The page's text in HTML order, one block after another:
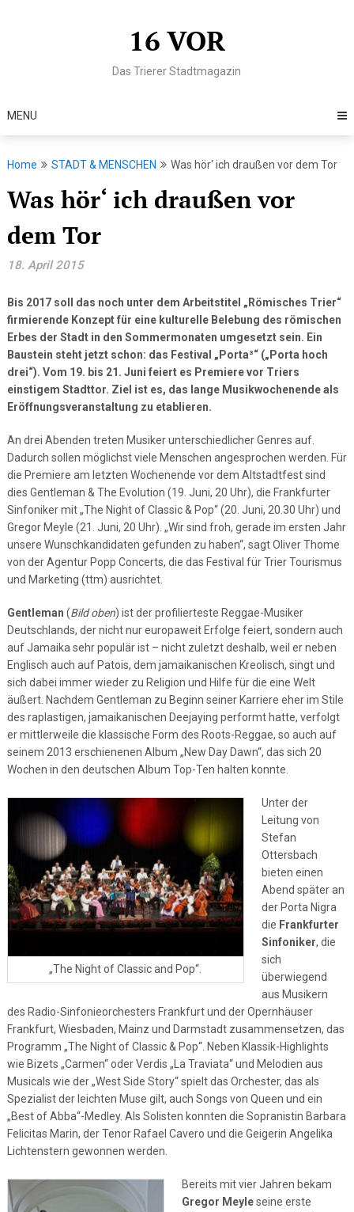
16 VOR
Das Trierer Stadtmagazin
MENU
Home STADT & MENSCHEN Was hör‘ ich draußen vor dem Tor
Was hör‘ ich draußen vor
dem Tor
18. April 2015
Bis 2017 soll das noch unter dem Arbeitstitel „Römisches Trier“
firmierende Konzept für eine kulturelle Belebung des römischen
Erbes der Stadt in den Sommermonaten umgesetzt sein. Ein
Baustein steht jetzt schon: das Festival „Porta³“ („Porta hoch
drei“). Vom 19. bis 21. Juni feiert es Premiere vor Triers
einstigem Stadttor. Ziel ist es, das lange Musikwochenende als
Eröffnungsveranstaltung zu etablieren.
An drei Abenden treten Musiker unterschiedlicher Genres auf.
Dadurch sollen möglichst viele Menschen angesprochen werden. Für
die Premiere am letzten Wochenende vor dem Altstadtfest sind
dies Gentleman & The Evolution (19. Juni, 20 Uhr), die Frankfurter
Sinfoniker mit „The Night of Classic & Pop“ (20. Juni, 20.30 Uhr) und
Gregor Meyle (21. Juni, 20 Uhr). „Wir sind froh, gerade im ersten Jahr
unsere Wunschkandidaten gefunden zu haben“, sagt Oliver Thome
von der Agentur Popp Concerts, die das Festival für Trier Tourismus
und Marketing (ttm) ausrichtet.
Gentleman (Bild oben) ist der profilierteste Reggae-Musiker
Deutschlands, der nicht nur europaweit Erfolge feiert, sondern auch
auf Jamaika sehr populär ist – nicht zuletzt deshalb, weil er neben
Englisch auch auf Patois, dem jamaikanischen Kreolisch, singt und
sich dabei immer wieder zu Religion und Hilfe für die eine Welt
äußert. Nachdem Gentleman zu Beginn seiner Karriere eher im Stile
des raplastigen, jamaikanischen Deejaying performt hatte, verfolgt
er mittlerweile die klassische Form des Roots-Reggae, so auch auf
seinem 2013 erschienenen Album „New Day Dawn“, das sich 20
Wochen in den deutschen Album Top-Ten halten konnte.
„The Night of Classic and Pop“.
Unter der
Leitung von
Stefan
Ottersbach
bieten einen
Abend später an
der Porta Nigra
die Frankfurter
Sinfoniker, die
sich
überwiegend
aus Musikern
des Radio-Sinfonieorchesters Frankfurt und der Opernhäuser
Frankfurt, Wiesbaden, Mainz und Darmstadt zusammensetzen, das
Programm „The Night of Classic & Pop“. Neben Klassik-Highlights
wie Bizets „Carmen“ oder Verdis „La Traviata“ und Melodien aus
Musicals wie der „West Side Story“ spielt das Orchester, das als
Spezialist der leichten Muse gilt, auch Songs von Queen und ein
„Best of Abba“-Medley. Als Solisten konnten die Sopranistin Barbara
Felicitas Marin, der Tenor Rafael Cavero und die Geigerin Angelika
Lichtenstern gewonnen werden.
Bereits mit vier Jahren bekam
Gregor Meyleseine erste